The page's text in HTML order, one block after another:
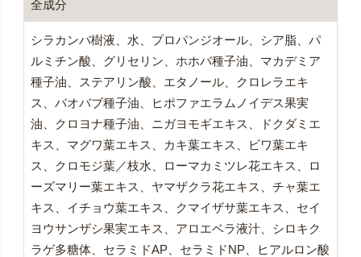
全成分
シラカンバ樹液、水、プロパンジオール、シア脂、パ
ルミチン酸、グリセリン、ホホバ種子油、マカデミア
種子油、ステアリン酸、エタノール、クロレラエキ
ス、バオバブ種子油、ヒポファエラムノイデス果実
油、クロヨナ種子油、ニガヨモギエキス、ドクダミエ
キス、マグワ葉エキス、カキ葉エキス、ビワ葉エキ
ス、クロモジ葉／枝水、ローマカミツレ花エキス、ロ
ーズマリー葉エキス、ヤマザクラ花エキス、チャ葉エ
キス、イチョウ葉エキス、クマイザサ葉エキス、セイ
ヨウサンザシ果実エキス、アロエベラ液汁、シロキク
ラゲ多糖体、セラミドAP、セラミドNP、ヒアルロン酸